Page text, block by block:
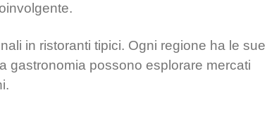
in ristoranti tipici. Ogni regione ha le sue
gastronomia possono esplorare mercati